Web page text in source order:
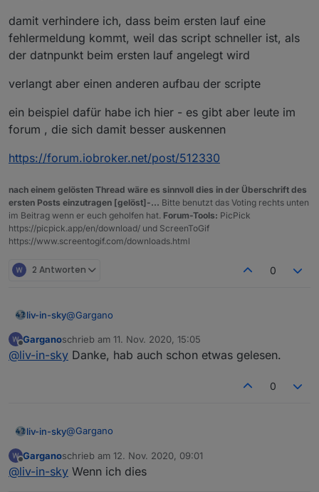
damit verhindere ich, dass beim ersten lauf eine
fehlermeldung kommt, weil das script schneller ist, als
der datnpunkt beim ersten lauf angelegt wird
verlangt aber einen anderen aufbau der scripte
ein beispiel dafür habe ich hier - es gibt aber leute im
forum , die sich damit besser auskennen
https://forum.iobroker.net/post/512330
nach einem gelösten Thread wäre es sinnvoll dies in der Überschrift des
ersten Posts einzutragen [gelöst]-... Bitte benutzt das Voting rechts unten
im Beitrag wenn er euch geholfen hat. Forum-Tools: PicPick
https://picpick.app/en/download/ und ScreenToGif
https://www.screentogif.com/downloads.html
2 Antworten 0
liv-in-sky@Gargano
damit verhindere ich, dass beim ersten lauf eine
fehlermeldung kommt, weil das script schneller ist,
https://forum.iobroker.net/post/512330
Offline
Garganoschrieb am 11. Nov. 2020, 15:05
zuletzt editiert von
@liv-in-sky Danke, hab auch schon etwas gelesen.
0
liv-in-sky@Gargano
damit verhindere ich, dass beim ersten lauf eine
fehlermeldung kommt, weil das script schneller ist,
Offline
Garganoschrieb am 12. Nov. 2020, 09:01
zuletzt editiert von
@liv-in-sky Wenn ich dies